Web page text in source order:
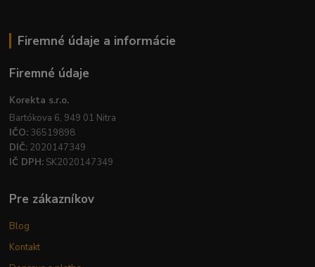
Firemné údaje a informácie
Firemné údaje
Korekta s.r.o.
Bartókova 6, 949 01 Nitra
IČO: 36519898
DIČ: 2020147349
IČ DPH: SK2020147349
Pre zákazníkov
Blog
Kontakt